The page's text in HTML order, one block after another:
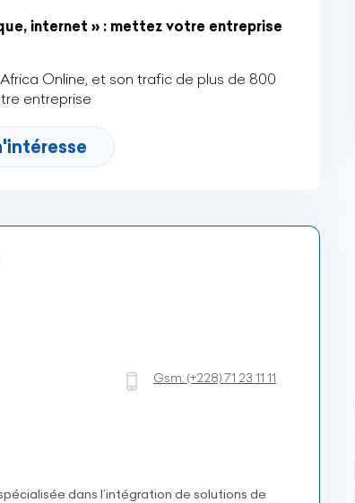
internet » : mettez votre entreprise
Online, et son trafic de plus de 800
entreprise
Gsm: (+228)71 23 11 11
dans l’intégration de solutions de